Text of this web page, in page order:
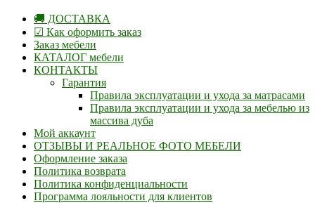
🚚 ДОСТАВКА
☑ Как оформить заказ
Заказ мебели
КАТАЛОГ мебели
КОНТАКТЫ
Гарантия
Правила эксплуатации и ухода за матрасами
Правила эксплуатации и ухода за мебелью из
массива дуба
Мой аккаунт
ОТЗЫВЫ И РЕАЛЬНОЕ ФОТО МЕБЕЛИ
Оформление заказа
Политика возврата
Политика конфиденциальности
Программа лояльности для клиентов